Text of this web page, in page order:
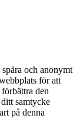
och anonymt
för att
den
samtycke
på denna